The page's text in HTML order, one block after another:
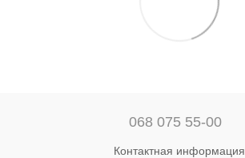
068 075 55-00
Контактная информация